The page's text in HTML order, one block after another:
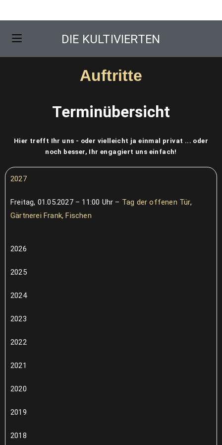
DIE KULTIVIERTEN
Auftritte
Terminübersicht
Hier trefft Ihr uns - oder vielleicht ja einmal privat ... oder
noch besser, Ihr engagiert uns einfach!
2027
Freitag, 01.05.2027 – 11:00 Uhr – Tag der offenen Tür,
Gärtnerei Frank, Fischen
2026
2025
2024
2023
2022
2021
2020
2019
2018